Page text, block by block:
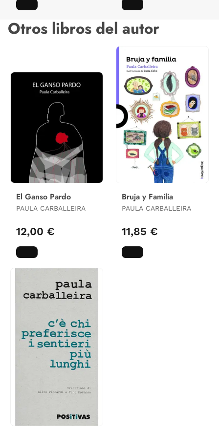
Otros libros del autor
El Ganso Pardo
PAULA CARBALLEIRA
12,00 €
Bruja y Familia
PAULA CARBALLEIRA
11,85 €